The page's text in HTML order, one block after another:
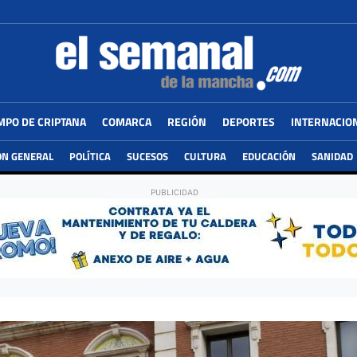
DE CRIPTANA COMARCA REGIÓN DEPORTES
GENERAL POLÍTICA SUCESOS CULTURA EDUCACIÓN SANIDAD